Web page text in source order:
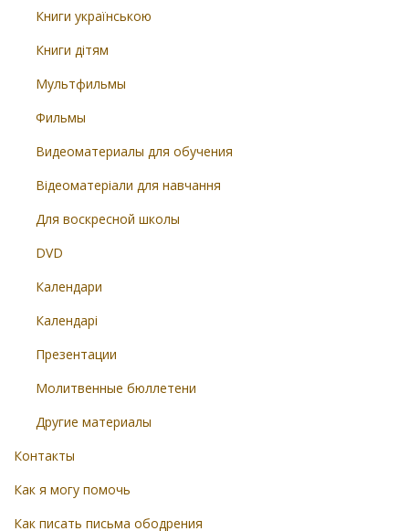
Книги українською
Книги дітям
Мультфильмы
Фильмы
Видеоматериалы для обучения
Відеоматеріали для навчання
Для воскресной школы
DVD
Календари
Календарі
Презентации
Молитвенные бюллетени
Другие материалы
Контакты
Как я могу помочь
Как писать письма ободрения